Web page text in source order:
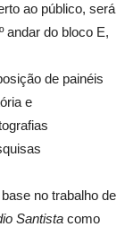
ao público, será
andar do bloco E,
de painéis
e
no trabalho de
Santista como